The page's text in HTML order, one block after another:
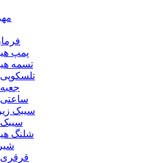
پمپ
تسمه
سیبک
شلنگ